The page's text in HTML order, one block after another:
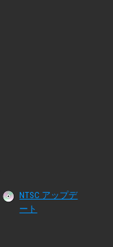
NTSC アップデ
ート